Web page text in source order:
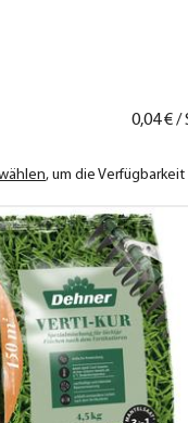
0,04€ /
, um die Verfügbarkeit